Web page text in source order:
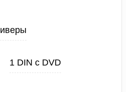
1 DIN с DVD